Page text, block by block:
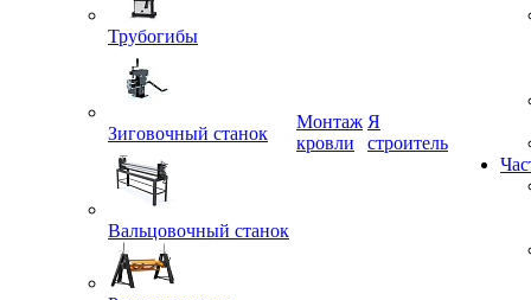
Трубогибы
Зиговочный станок
Вальцовочный станок
кровли
строитель